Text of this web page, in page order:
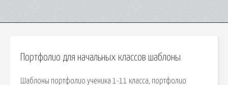
Портфолио для начальных классов шаблоны
Шаблоны портфолио ученика 1-11 класса, портфолио